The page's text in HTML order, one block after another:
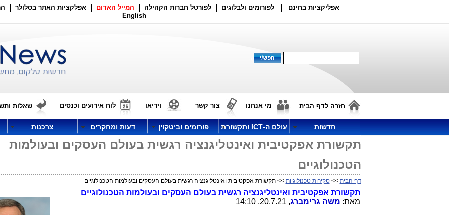
אפליקציות בחינם לפורומים ולבלוגים לפורטל חברות הקהילה המייל האדום אפלקציות האתר בסלולר
English
חזרה לדף הבית מי אנחנו צור קשר וידיאו לוח אירועים וכנסים שאלות
חדשות עולם ה-ICT ותקשורת פורומים וביטקוין דעות ומחקרים צרכנות
תקשורת אפקטיבית ואינטליגנציה רגשית בעולם העסקים ובעולמות
הטכנולוגיים
דף הבית >>סקירות טכנולוגיות >> תקשורת אפקטיבית ואינטליגנציה רגשית בעולם העסקים ובעולמות הטכנולוגיים
תקשורת אפקטיבית ואינטליגנציה רגשית בעולם העסקים ובעולמות הטכנולוגיים
מאת: משה גרימברג,
20.7.21, 14:10